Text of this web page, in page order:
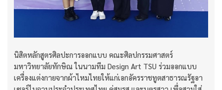
นิสิตหลักสูตรศิลปะการออกแบบ คณะศิลปกรรมศาสตร์
มหาวิทยาลัยทักษิณ ในนามทีม Design Art TSU ร่วมออกแบบ
เครื่องแต่งกายจากผ้าไหมไทยให้แก่เอกอัครราชทูตสาธารณรัฐอา